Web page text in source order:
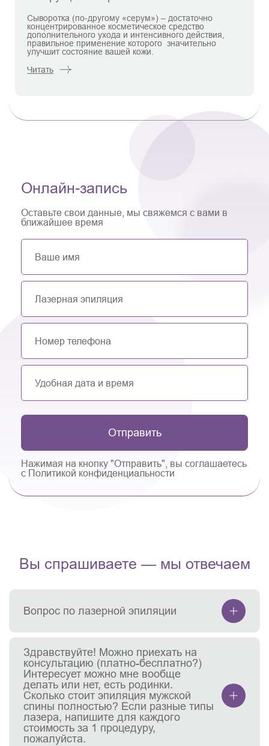
Сыворотка (по-другому «серум») – достаточно
концентрированное косметическое средство
дополнительного ухода и интенсивного действия,
правильное применение которого значительно
улучшит состояние вашей кожи.
Читать
Онлайн-запись
Оставьте свои данные, мы свяжемся с вами в
ближайшее время
Отправить
Нажимая на кнопку "Отправить", вы соглашаетесь
с Политикой конфиденциальности
Вы спрашиваете — мы отвечаем
Вопрос по лазерной эпиляции
Здравствуйте! Можно приехать на
консультацию (платно-бесплатно?)
Интересует можно мне вообще
делать или нет, есть родинки.
Сколько стоит эпиляция мужской
спины полностью? Если разные типы
лазера, напишите для каждого
стоимость за 1 процедуру,
пожалуйста.